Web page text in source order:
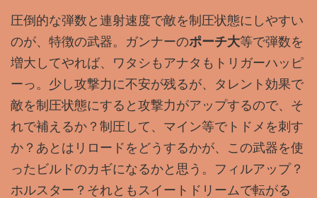
圧倒的な弾数と連射速度で敵を制圧状態にしやすい
のが、特徴の武器。ガンナーのポーチ大等で弾数を
増大してやれば、ワタシもアナタもトリガーハッピ
ーっ。少し攻撃力に不安が残るが、タレント効果で
敵を制圧状態にすると攻撃力がアップするので、そ
れで補えるか？制圧して、マイン等でトドメを刺す
か？あとはリロードをどうするかが、この武器を使
ったビルドのカギになるかと思う。フィルアップ？
ホルスター？それともスイートドリームで転がる